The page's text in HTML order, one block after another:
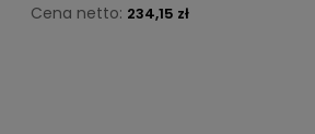
Cena netto: 234,15 zł